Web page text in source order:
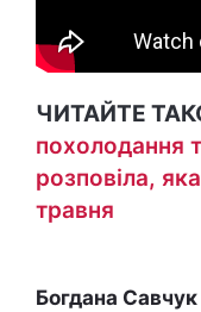
ЧИТАЙТЕ
похолодання
розповіла,
травня
Богдана Савчук